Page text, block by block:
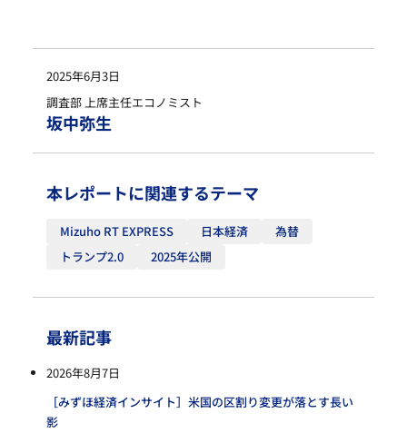
最新記事
2026年8月7日
［みずほ経済インサイト］米国の区割り変更が落とす長い
影
2025年6月3日
調査部 上席主任エコノミスト
坂中弥生
本レポートに関連するテーマ
Mizuho RT EXPRESS 日本経済
為替
トランプ2.0
2025年公開